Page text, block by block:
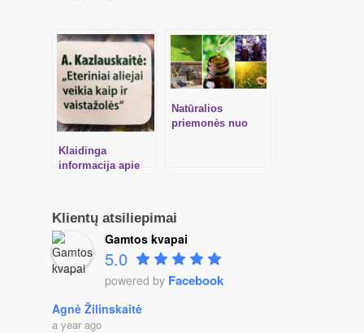
Klaidinga
informacija apie
Natūralios
priemonės nuo
Klientų atsiliepimai
Gamtos kvapai
5.0
powered by Facebook
Agnė Žilinskaitė
a year ago